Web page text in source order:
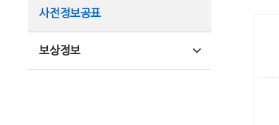
사전정보공표
보상정보